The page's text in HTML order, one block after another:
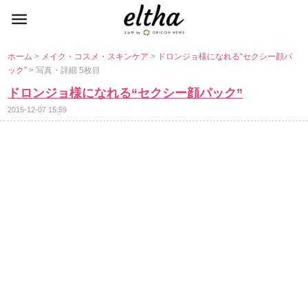
ホーム> メイク・コスメ・スキンケア> ドロンジョ様になれる“セクシー顔パ
ック”> 写真・詳細 5枚目
ドロンジョ様になれる“セクシー顔パック”
2015-12-07 15:59